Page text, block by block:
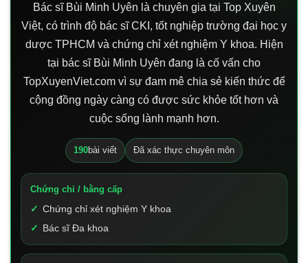
Bác sĩ Bùi Minh Uyên là chuyên gia tại Top Xuyên
Việt, có trình độ bác sĩ CKI, tốt nghiệp trường đại học y
dược TPHCM và chứng chỉ xét nghiệm Y khoa. Hiện
tại bác sĩ Bùi Minh Uyên đang là cố vấn cho
TopXuyenViet.com vì sự đam mê chia sẻ kiến thức để
cộng đồng ngày càng có được sức khỏe tốt hơn và
cuộc sống lành mạnh hơn.
190bài viết Đã xác thực chuyên môn
Chứng chỉ / bằng cấp
Chứng chỉ xét nghiệm Y khoa
Bác sĩ Đa khoa